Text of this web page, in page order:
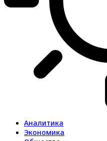
Аналитика
Экономика